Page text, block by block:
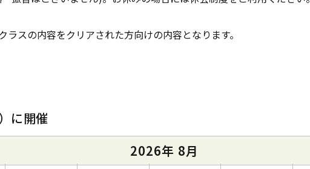
スの内容をクリアされた方向けの内容となります。
に開催
2026年 8月